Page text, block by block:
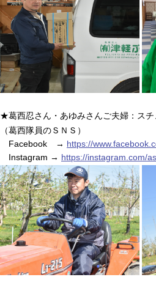
★葛西忍さん・あゆみさんご夫婦：ス
（葛西隊員のＳＮＳ）
Facebook → https://
Instagram → https://instagram.com/